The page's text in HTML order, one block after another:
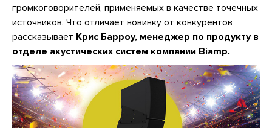
громкоговорителей, применяемых в качестве точечных
источников. Что отличает новинку от конкурентов
рассказывает Крис Барроу, менеджер по продукту в
отделе акустических систем компании Biamp.